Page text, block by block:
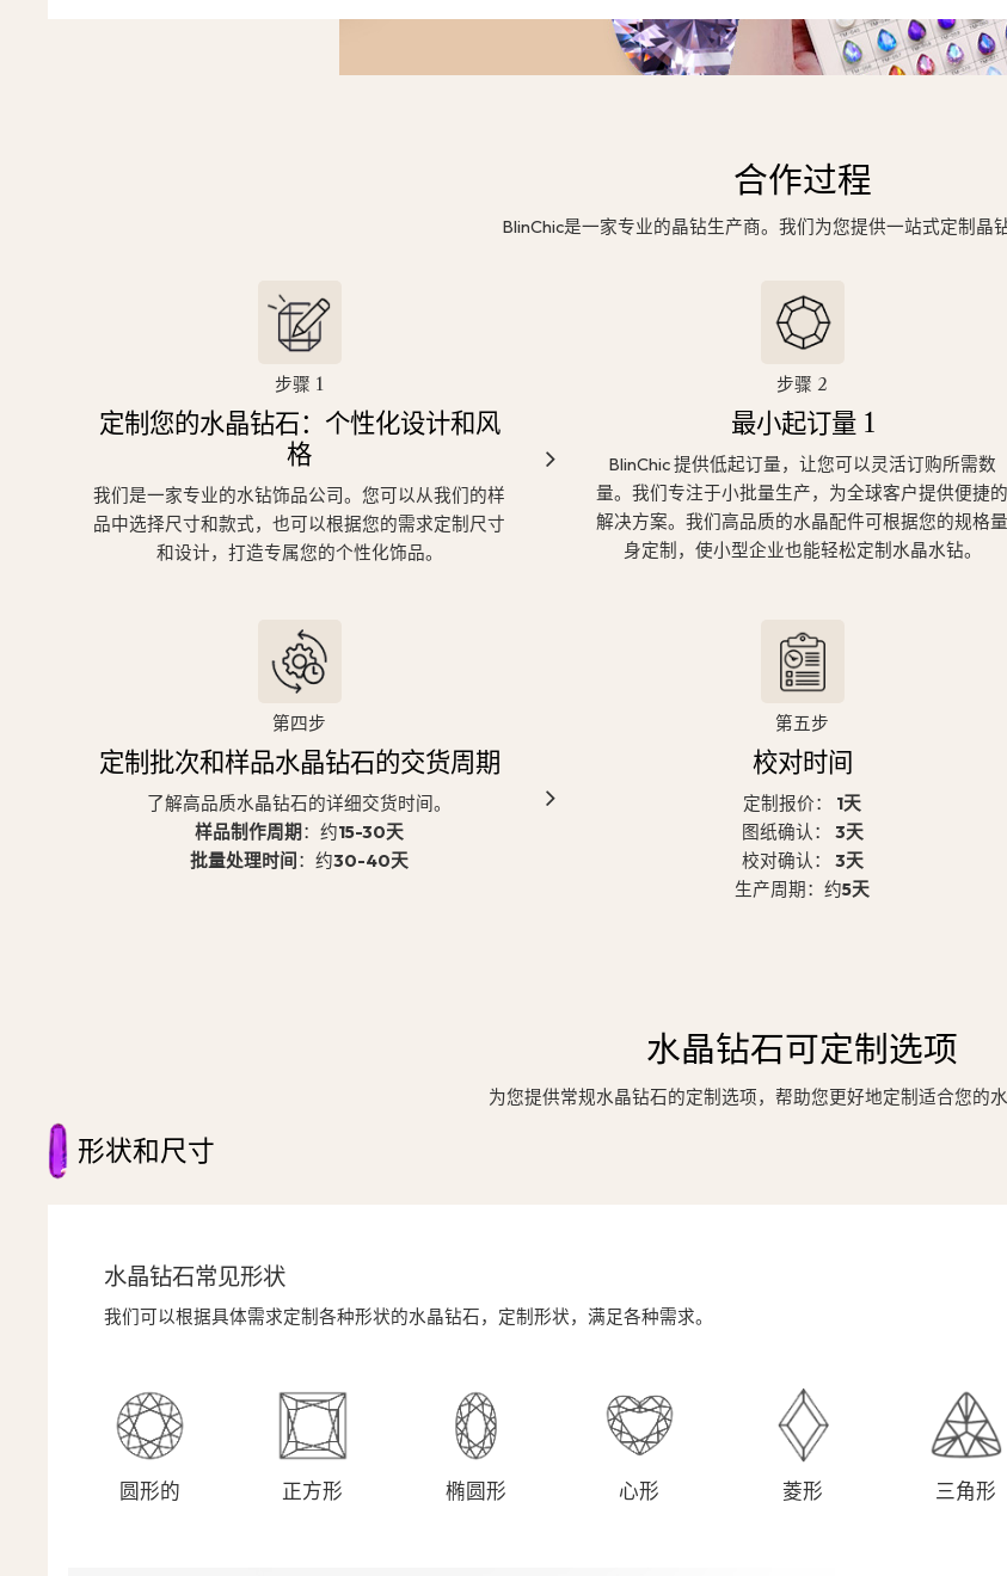
合作过程
BlinChic是一家专业的晶钻生产商。我们为您提供一站式定制晶
步骤 1
定制您的水晶钻石：个性化设计和风
格
我们是一家专业的水钻饰品公司。您可以从我们的样
品中选择尺寸和款式，也可以根据您的需求定制尺寸
和设计，打造专属您的个性化饰品。
步骤 2
最小起订量 1
BlinChic 提供低起订量，让您可以灵活订购所需数
量。我们专注于小批量生产，为全球客户提供便捷的
解决方案。我们高品质的水晶配件可根据您的规格量
身定制，使小型企业也能轻松定制水晶水钻。
第四步
定制批次和样品水晶钻石的交货周期
了解高品质水晶钻石的详细交货时间。
样品制作周期：约15-30天
批量处理时间：约30-40天
第五步
校对时间
定制报价： 1天
图纸确认： 3天
校对确认： 3天
生产周期：约5天
水晶钻石可定制选项
为您提供常规水晶钻石的定制选项，帮助您更好地定制适合您的水
形状和尺寸
水晶钻石常见形状
我们可以根据具体需求定制各种形状的水晶钻石，定制形状，满足各种需求。
圆形的 正方形 椭圆形 心形 菱形 三角形